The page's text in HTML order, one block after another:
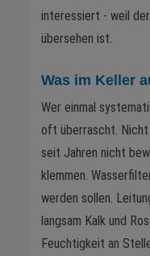
interessiert - weil
übersehen ist.
Was im Keller
Wer einmal
oft überrascht. Nicht
seit Jahren nicht
klemmen.
werden sollen.
langsam Kalk und
Feuchtigkeit an